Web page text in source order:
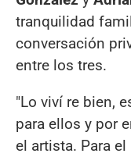
tranquilidad
conversación
entre los tres.
"Lo viví re bien,
para ellos y por
el artista. Para